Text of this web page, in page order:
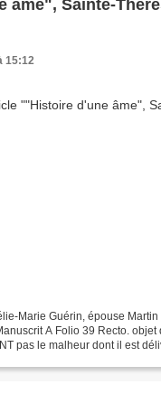
âme", Sainte-
15:12
Marie Guérin, épouse
A Folio 39 Recto. objet
pas le malheur dont il est